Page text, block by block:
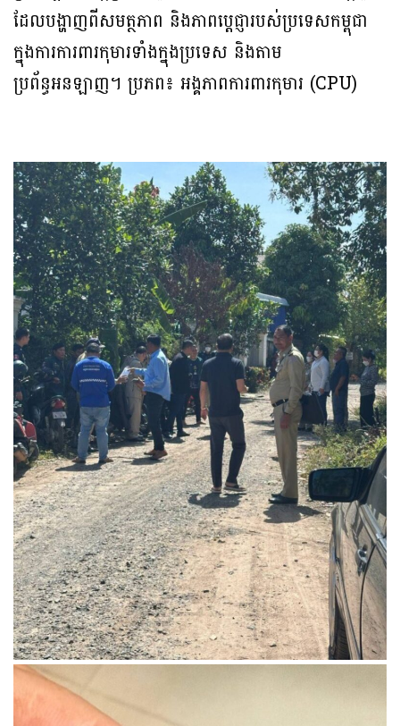
ដែលបង្ហាញពីសមត្ថភាព និងភាពប្តេជ្ញារបស់ប្រទេសកម្ពុជា
ក្នុងការការពារកុមារទាំងក្នុងប្រទេស និងតាម
ប្រព័ន្ធអនឡាញ។ ប្រភព៖ អង្គភាពការពារកុមារ (CPU)